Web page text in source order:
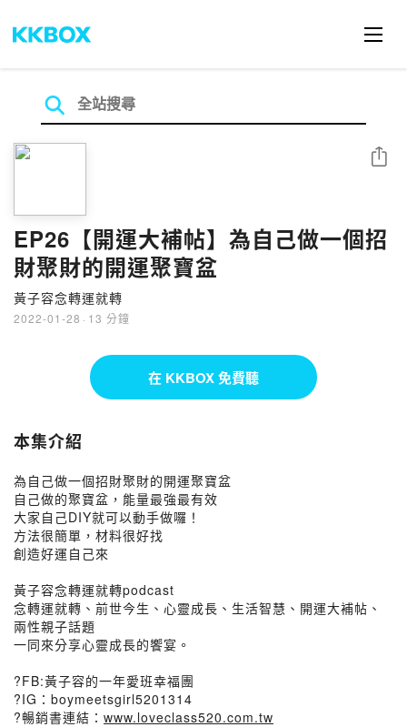
EP26【開運大補帖】為自己做一個招
財聚財的開運聚寶盆
黃子容念轉運就轉
2022-01-28 · 13 分鐘
分享
在 KKBOX 免費聽
本集介紹
為自己做一個招財聚財的開運聚寶盆
自己做的聚寶盆，能量最強最有效
大家自己DIY就可以動手做囉！
方法很簡單，材料很好找
創造好運自己來
黃子容念轉運就轉podcast
念轉運就轉、前世今生、心靈成長、生活智慧、開運大補帖、
兩性親子話題
一同來分享心靈成長的饗宴。
?FB:黃子容的一年愛班幸福團
?IG：boymeetsgirl5201314
?暢銷書連結： www.loveclass520.com.tw